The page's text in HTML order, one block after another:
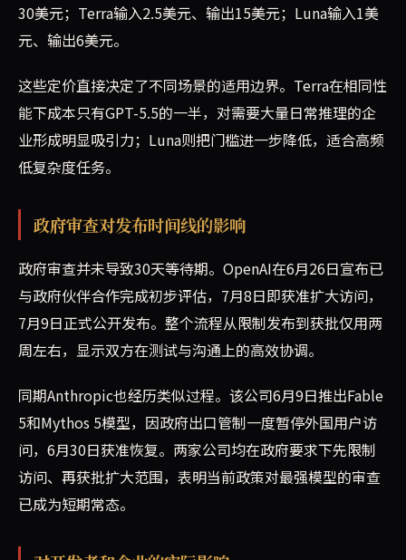
30美元；Terra输入2.5美元、输出15美元；Luna输入1美
元、输出6美元。
这些定价直接决定了不同场景的适用边界。Terra在相同性
能下成本只有GPT-5.5的一半，对需要大量日常推理的企
业形成明显吸引力；Luna则把门槛进一步降低，适合高频
低复杂度任务。
政府审查对发布时间线的影响
政府审查并未导致30天等待期。OpenAI在6月26日宣布已
与政府伙伴合作完成初步评估，7月8日即获准扩大访问，
7月9日正式公开发布。整个流程从限制发布到获批仅用两
周左右，显示双方在测试与沟通上的高效协调。
同期Anthropic也经历类似过程。该公司6月9日推出Fable
5和Mythos 5模型，因政府出口管制一度暂停外国用户访
问，6月30日获准恢复。两家公司均在政府要求下先限制
访问、再获批扩大范围，表明当前政策对最强模型的审查
已成为短期常态。